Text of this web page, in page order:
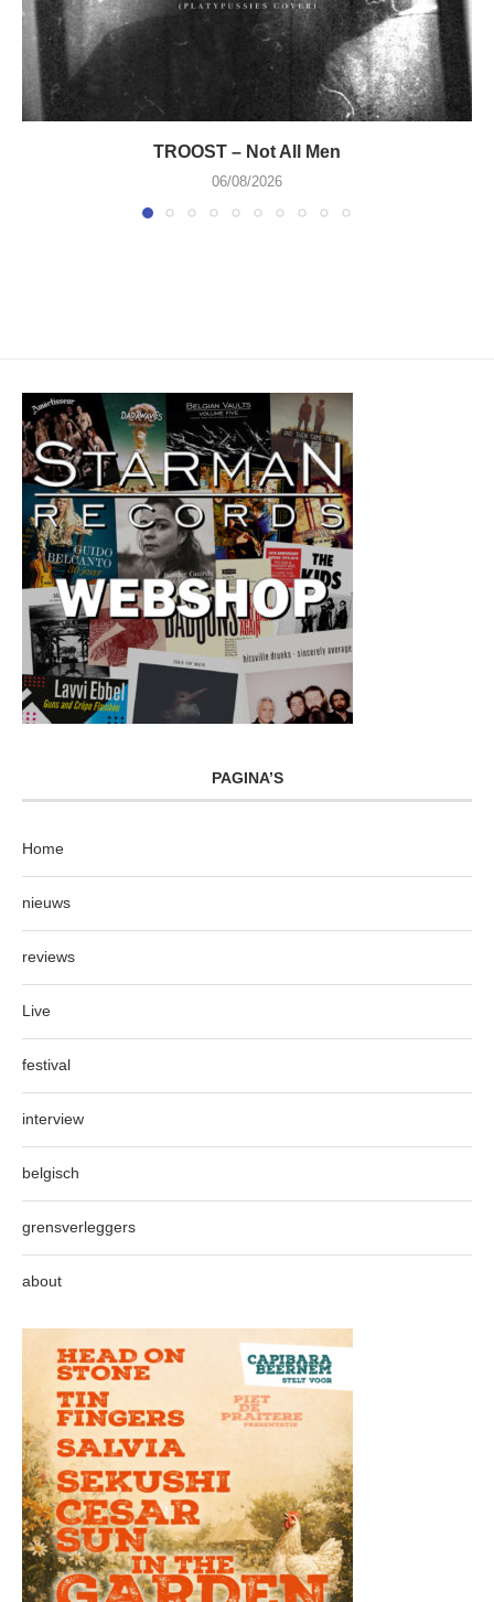
TROOST – Not All Men
06/08/2026
PAGINA’S
Home
nieuws
reviews
Live
festival
interview
belgisch
grensverleggers
about